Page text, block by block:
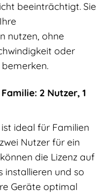
beeinträchtigt. Sie
nutzen, ohne
oder
2 Nutzer, 1
ideal für Familien
Nutzer für ein
die Lizenz auf
installieren und so
Geräte optimal